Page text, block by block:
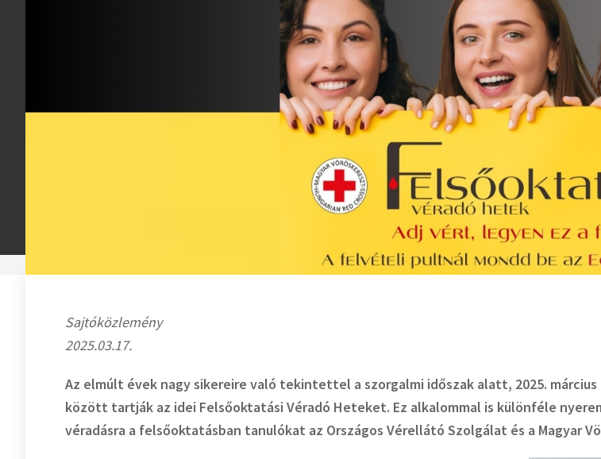
Sajtóközlemény
2025.03.17.
Az elmúlt évek nagy sikereire való tekintettel a szorgalmi időszak alatt, 2025. március
között tartják az idei Felsőoktatási Véradó Heteket. Ez alkalommal is különféle
véradásra a felsőoktatásban tanulókat az Országos Vérellátó Szolgálat és a Magyar